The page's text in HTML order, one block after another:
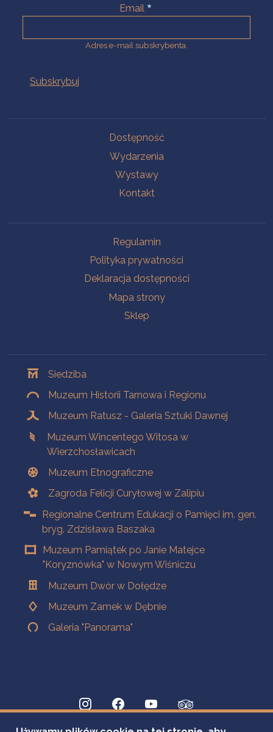
Email
Adres e-mail subskrybenta.
Dostępność
Wydarzenia
Wystawy
Kontakt
Regulamin
Polityka prywatności
Deklaracja dostępności
Mapa strony
Sklep
Siedziba
Muzeum Historii Tarnowa i Regionu
Muzeum Ratusz - Galeria Sztuki Dawnej
Muzeum Wincentego Witosa w
Wierzchosławicach
Muzeum Etnograficzne
Zagroda Felicji Curyłowej w Zalipiu
Regionalne Centrum Edukacji o Pamięci im. gen.
bryg. Zdzisława Baszaka
Muzeum Pamiątek po Janie Matejce
"Koryznówka" w Nowym Wiśniczu
Muzeum Dwór w Dołędze
Muzeum Zamek w Dębnie
Galeria "Panorama"